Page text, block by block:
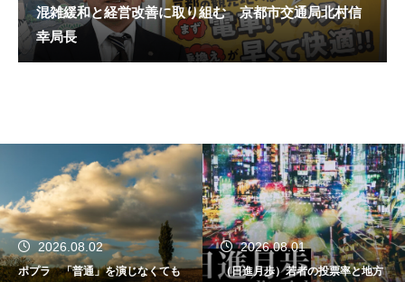
混雑緩和と経営改善に取り組む 京都市交通局北村信
幸局長
2026.08.02
ポプラ 「普通」を演じなくても
2026.08.01
（日進月歩）若者の投票率と地方